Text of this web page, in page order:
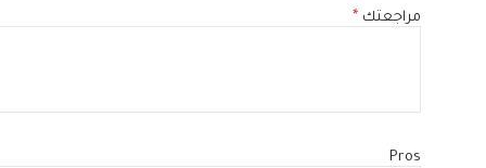
مراجعتك *
Pros